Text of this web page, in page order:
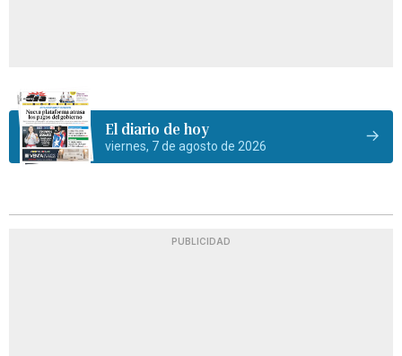
El diario de hoy
viernes, 7 de agosto de 2026
PUBLICIDAD